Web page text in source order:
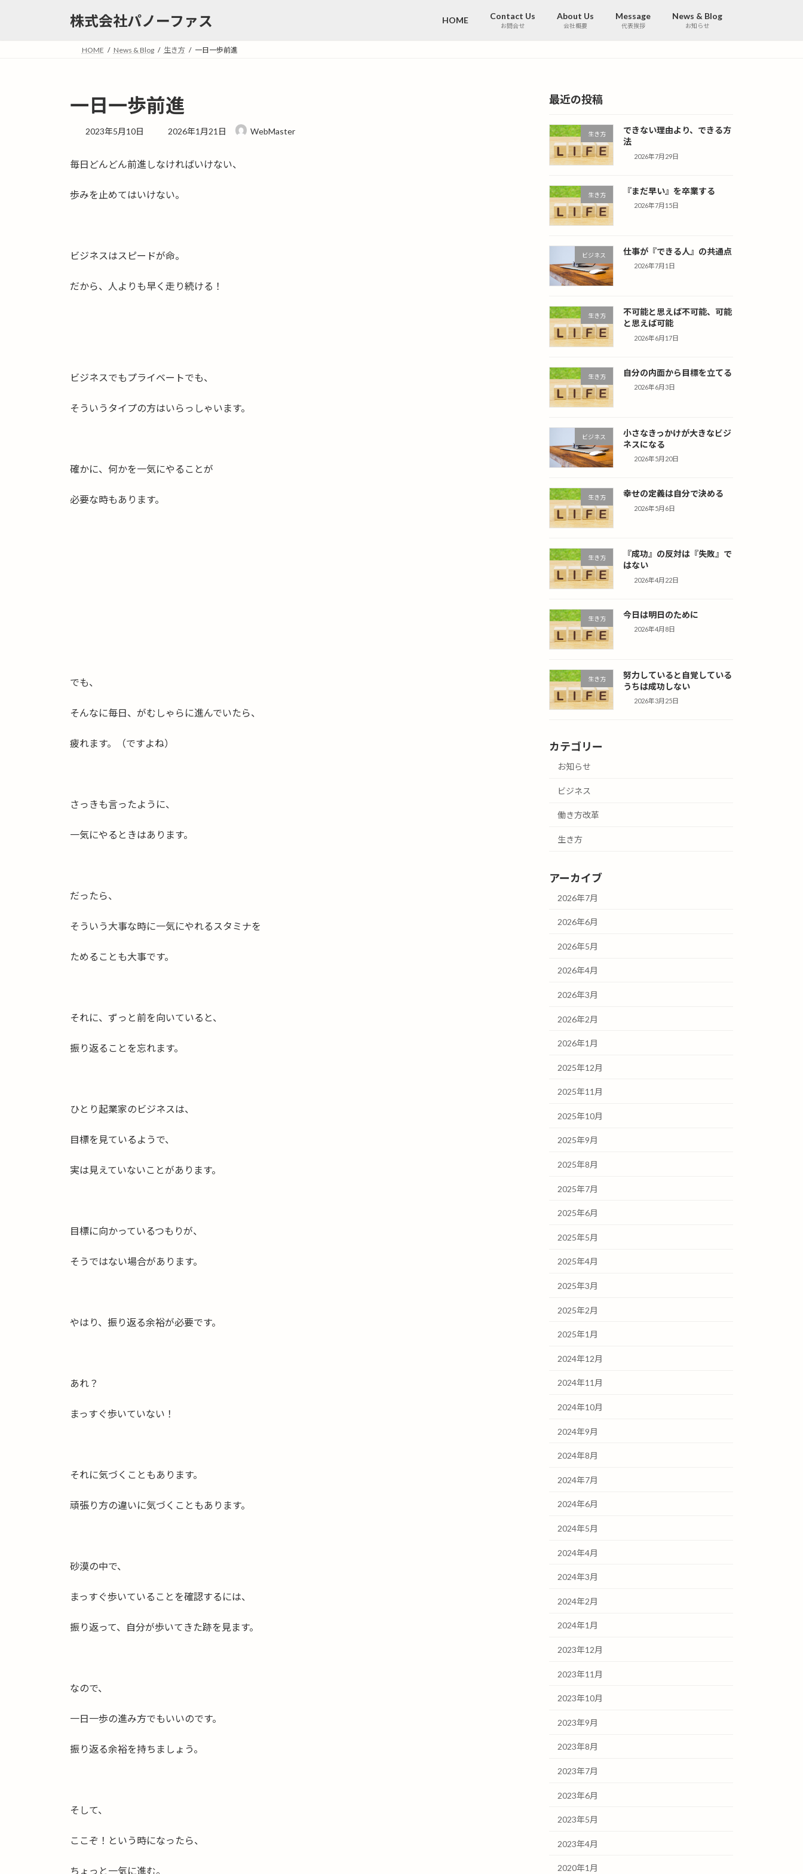
株式会社パノーファス HOME Contact Us
お問合せ
About Us
会社概要
Message
代表挨拶
News & Blog
お知らせ
HOME News & Blog 生き方 一日一歩前進
一日一歩前進
2023年5月10日
最
新
:
2026年1月21日 WebMaster
毎日どんどん前進しなければいけない、
歩みを止めてはいけない。
ビジネスはスピードが命。
だから、人よりも早く走り続ける！
ビジネスでもプライベートでも、
そういうタイプの方はいらっしゃいます。
確かに、何かを一気にやることが
必要な時もあります。
でも、
そんなに毎日、がむしゃらに進んでいたら、
疲れます。（ですよね）
さっきも言ったように、
一気にやるときはあります。
だったら、
そういう大事な時に一気にやれるスタミナを
ためることも大事です。
それに、ずっと前を向いていると、
振り返ることを忘れます。
ひとり起業家のビジネスは、
目標を見ているようで、
実は見えていないことがあります。
目標に向かっているつもりが、
そうではない場合があります。
やはり、振り返る余裕が必要です。
あれ？
まっすぐ歩いていない！
それに気づくこともあります。
頑張り方の違いに気づくこともあります。
砂漠の中で、
まっすぐ歩いていることを確認するには、
振り返って、自分が歩いてきた跡を見ます。
なので、
一日一歩の進み方でもいいのです。
振り返る余裕を持ちましょう。
そして、
ここぞ！という時になったら、
ちょっと一気に進む。
最近の投稿
生き方
できない理由より、できる方
法
2026年7月29日
生き方 『まだ早い』を卒業する
2026年7月15日
ビジネス 仕事が『できる人』の共通点
2026年7月1日
生き方
不可能と思えば不可能、可能
と思えば可能
2026年6月17日
生き方 自分の内面から目標を立てる
2026年6月3日
ビジネス
小さなきっかけが大きなビジ
ネスになる
2026年5月20日
生き方 幸せの定義は自分で決める
2026年5月6日
生き方
『成功』の反対は『失敗』で
はない
2026年4月22日
生き方 今日は明日のために
2026年4月8日
生き方
努力していると自覚している
うちは成功しない
2026年3月25日
カテゴリー
お知らせ
ビジネス
働き方改革
生き方
アーカイブ
2026年7月
2026年6月
2026年5月
2026年4月
2026年3月
2026年2月
2026年1月
2025年12月
2025年11月
2025年10月
2025年9月
2025年8月
2025年7月
2025年6月
2025年5月
2025年4月
2025年3月
2025年2月
2025年1月
2024年12月
2024年11月
2024年10月
2024年9月
2024年8月
2024年7月
2024年6月
2024年5月
2024年4月
2024年3月
2024年2月
2024年1月
2023年12月
2023年11月
2023年10月
2023年9月
2023年8月
2023年7月
2023年6月
2023年5月
2023年4月
2020年1月